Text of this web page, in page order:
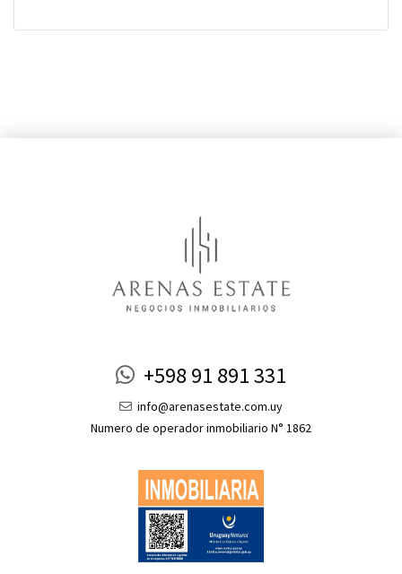
+598 91 891 331
info@arenasestate.com.uy
Numero de operador inmobiliario N° 1862